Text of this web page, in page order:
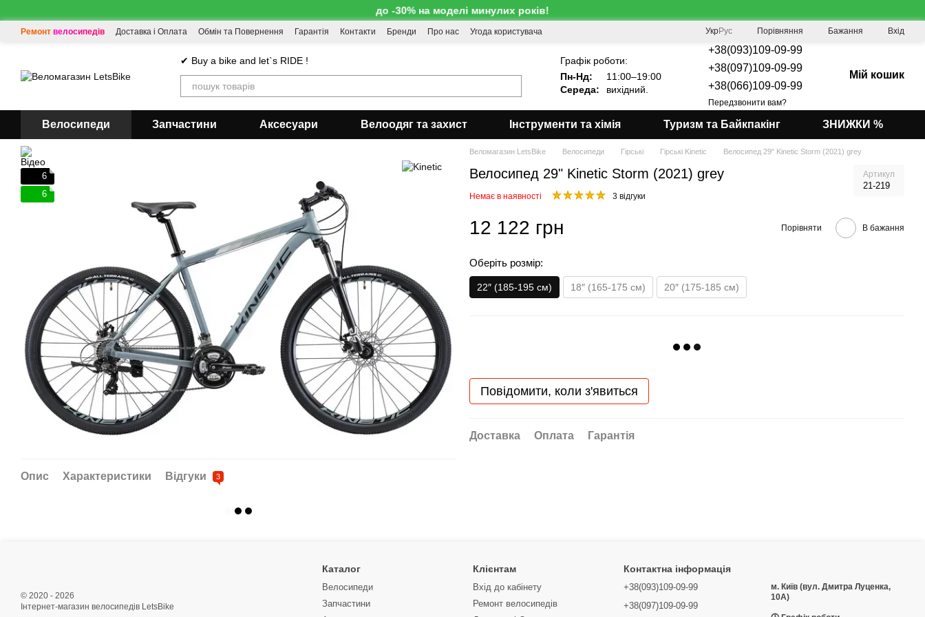
до -30% на моделі минулих років!
Ремонт велосипедів Доставка і Оплата Обмін та Повернення Гарантія Контакти Бренди Про нас Угода користувача УкрРус Порівняння Бажання Вхід
✔ Buy a bike and let`s RIDE !
Графік роботи:
Пн-Нд:
11:00–19:00
Середа:
вихідний.
+38(093)109-09-99
+38(097)109-09-99
+38(066)109-09-99
Передзвонити вам?
Мій кошик
Велосипеди Запчастини Аксесуари Велоодяг та захист Інструменти та хімія Туризм та Байкпакінг ЗНИЖКИ %
6
6
Опис Характеристики Відгуки 3
Веломагазин LetsBike Велосипеди Гірські Гірські Kinetic Велосипед 29" Kinetic Storm (2021) grey
Велосипед 29" Kinetic Storm (2021) grey Артикул
21-219
Немає в наявності 3 відгуки
12 122 грн Порівняти В бажання
Оберіть розмір:
22″ (185-195 см) 18″ (165-175 см) 20″ (175-185 см)
Повідомити, коли з'явиться
Доставка Оплата Гарантія
© 2020 - 2026
Інтернет-магазин велосипедів LetsBike
Каталог
Велосипеди
Запчастини
Клієнтам
Вхід до кабінету
Ремонт велосипедів
Контактна інформація
+38(093)109-09-99
+38(097)109-09-99
м. Київ (вул. Дмитра Луценка,
10А)